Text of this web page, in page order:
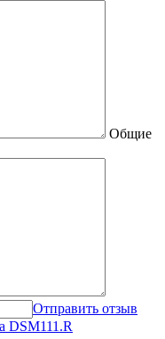
Общие
Отправить отзыв